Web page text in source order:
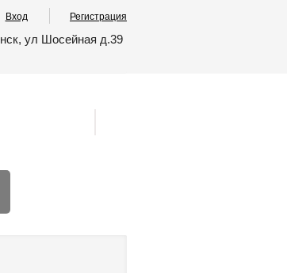
Вход Регистрация
ул Шосейная д.39